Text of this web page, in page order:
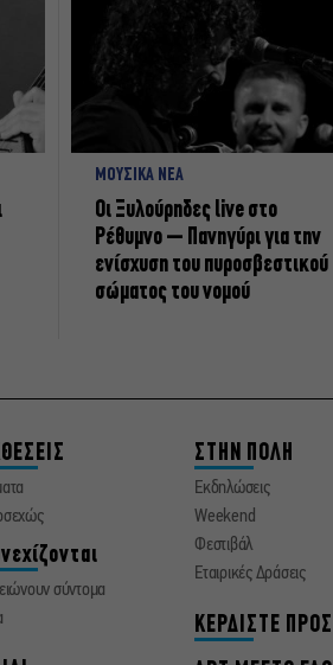
ΜΟΥΣΙΚΑ ΝΕΑ
Οι Ξυλούρηδες live στο
Ρέθυμνο – Πανηγύρι για την
ενίσχυση του πυροσβεστικού
σώματος του νομού
σύντομα
ΣΤΗΝ ΠΟΛΗ
Εκδηλώσεις
Weekend
Φεστιβάλ
Εταιρικές Δράσεις
ΚΕΡΔΙΣΤΕ